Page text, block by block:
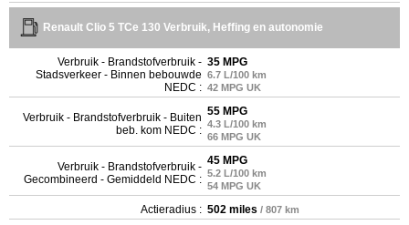
Renault Clio 5 TCe 130 Verbruik, Heffing en autonomie
Verbruik - Brandstofverbruik -
Stadsverkeer - Binnen bebouwde
NEDC :
35 MPG
6.7 L/100 km
42 MPG UK
Verbruik - Brandstofverbruik - Buiten
beb. kom NEDC :
55 MPG
4.3 L/100 km
66 MPG UK
Verbruik - Brandstofverbruik -
Gecombineerd - Gemiddeld NEDC :
45 MPG
5.2 L/100 km
54 MPG UK
Actieradius : 502 miles / 807 km